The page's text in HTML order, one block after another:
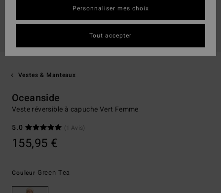
Vestes & Manteaux
Oceanside
Veste réversible à capuche Vert Femme
5.0
(1 Avis)
155,95 €
Couleur Green Tea
Personnaliser mes choix
Tout accepter